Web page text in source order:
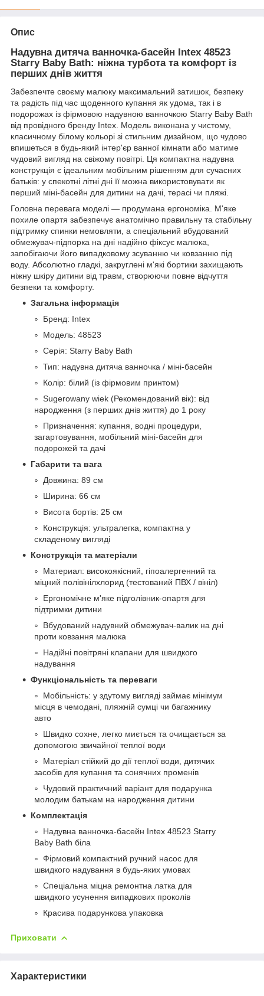
Опис
Надувна дитяча ванночка-басейн Intex 48523
Starry Baby Bath: ніжна турбота та комфорт із
перших днів життя
Забезпечте своєму малюку максимальний затишок, безпеку
та радість під час щоденного купання як удома, так і в
подорожах із фірмовою надувною ванночкою Starry Baby Bath
від провідного бренду Intex. Модель виконана у чистому,
класичному білому кольорі зі стильним дизайном, що чудово
впишеться в будь-який інтер'єр ванної кімнати або матиме
чудовий вигляд на свіжому повітрі. Ця компактна надувна
конструкція є ідеальним мобільним рішенням для сучасних
батьків: у спекотні літні дні її можна використовувати як
перший міні-басейн для дитини на дачі, терасі чи пляжі.
Головна перевага моделі — продумана ергономіка. М'яке
похиле опартя забезпечує анатомічно правильну та стабільну
підтримку спинки немовляти, а спеціальний вбудований
обмежувач-підпорка на дні надійно фіксує малюка,
запобігаючи його випадковому зсуванню чи ковзанню під
воду. Абсолютно гладкі, закруглені м'які бортики захищають
ніжну шкіру дитини від травм, створюючи повне відчуття
безпеки та комфорту.
Загальна інформація
Бренд: Intex
Модель: 48523
Серія: Starry Baby Bath
Тип: надувна дитяча ванночка / міні-басейн
Колір: білий (із фірмовим принтом)
Sugerowany wiek (Рекомендований вік): від
народження (з перших днів життя) до 1 року
Призначення: купання, водні процедури,
загартовування, мобільний міні-басейн для
подорожей та дачі
Габарити та вага
Довжина: 89 см
Ширина: 66 см
Висота бортів: 25 см
Конструкція: ультралегка, компактна у
складеному вигляді
Конструкція та матеріали
Материал: високоякісний, гіпоалергенний та
міцний полівінілхлорид (тестований ПВХ / вініл)
Ергономічне м'яке підголівник-опартя для
підтримки дитини
Вбудований надувний обмежувач-валик на дні
проти ковзання малюка
Надійні повітряні клапани для швидкого
надування
Функціональність та переваги
Мобільність: у здутому вигляді займає мінімум
місця в чемодані, пляжній сумці чи багажнику
авто
Швидко сохне, легко миється та очищається за
допомогою звичайної теплої води
Матеріал стійкий до дії теплої води, дитячих
засобів для купання та сонячних променів
Чудовий практичний варіант для подарунка
молодим батькам на народження дитини
Комплектація
Надувна ванночка-басейн Intex 48523 Starry
Baby Bath біла
Фірмовий компактний ручний насос для
швидкого надування в будь-яких умовах
Спеціальна міцна ремонтна латка для
швидкого усунення випадкових проколів
Красива подарункова упаковка
Приховати
Характеристики